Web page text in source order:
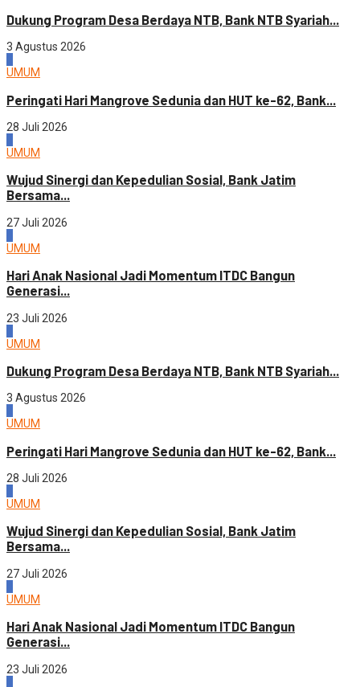
Dukung Program Desa Berdaya NTB, Bank NTB Syariah...
3 Agustus 2026
UMUM
Peringati Hari Mangrove Sedunia dan HUT ke-62, Bank...
28 Juli 2026
UMUM
Wujud Sinergi dan Kepedulian Sosial, Bank Jatim
Bersama...
27 Juli 2026
UMUM
Hari Anak Nasional Jadi Momentum ITDC Bangun
Generasi...
23 Juli 2026
UMUM
Dukung Program Desa Berdaya NTB, Bank NTB Syariah...
3 Agustus 2026
UMUM
Peringati Hari Mangrove Sedunia dan HUT ke-62, Bank...
28 Juli 2026
UMUM
Wujud Sinergi dan Kepedulian Sosial, Bank Jatim
Bersama...
27 Juli 2026
UMUM
Hari Anak Nasional Jadi Momentum ITDC Bangun
Generasi...
23 Juli 2026